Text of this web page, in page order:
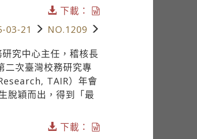
下載：
03-21 NO.1209
究中心主任，稽核長
二次臺灣校務研究專
TAIR）年會
脫穎而出，得到「最
下載：